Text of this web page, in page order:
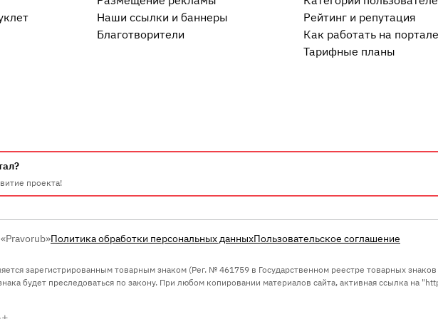
Наши ссылки и баннеры
Благотворители
Рейтинг и репутация
Как работать на портале
Тарифные планы
проекта!
Политика обработки персональных данныхПользовательское соглашение
зарегистрированным товарным знаком (Рег. № 461759 в Государственном реестре товарных
будет преследоваться по закону. При любом копировании материалов сайта, активная ссылка на